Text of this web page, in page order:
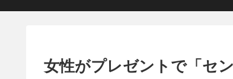
女性がプレゼントで「セ